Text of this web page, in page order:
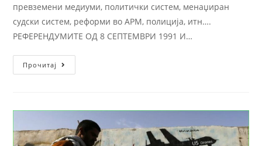
превземени медиуми, политички систем, менаџиран
судски систем, реформи во АРМ, полиција, итн….
РЕФЕРЕНДУМИТЕ ОД 8 СЕПТЕМВРИ 1991 И…
Прочитај